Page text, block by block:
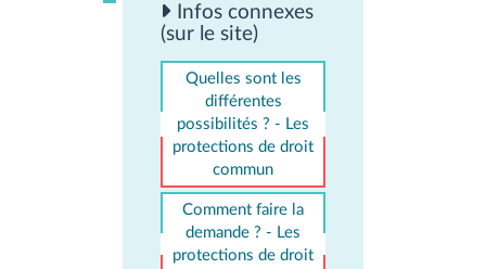
Infos connexes
(sur le site)
Quelles sont les
différentes
possibilités ? - Les
protections de droit
commun
Comment faire la
demande ? - Les
protections de droit